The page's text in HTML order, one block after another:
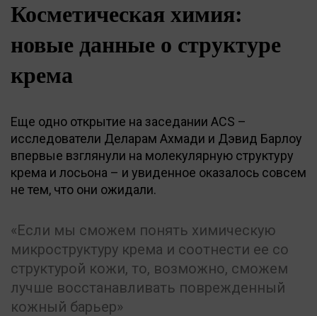
Косметическая химия:
новые данные о структуре
крема
Еще одно открытие на заседании ACS –
исследователи Деларам Ахмади и Дэвид Барлоу
впервые взглянули на молекулярную структуру
крема и лосьона – и увиденное оказалось совсем
не тем, что они ожидали.
Если мы сможем понять химическую
микроструктуру крема и соотнести ее со
структурой кожи, то, возможно, сможем
лучше восстанавливать поврежденный
кожный барьер